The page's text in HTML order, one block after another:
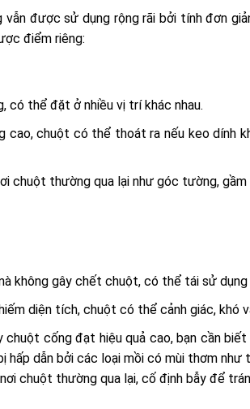
được sử dụng rộng rãi bởi tính đơn
điểm riêng:
có thể đặt ở nhiều vị trí khác nhau.
cao, chuột có thể thoát ra nếu keo dính
chuột thường qua lại như góc tường,
không gây chết chuột, có thể tái sử dụng
diện tích, chuột có thể cảnh giác, khó
cống đạt hiệu quả cao, bạn cần biết
hấp dẫn bởi các loại mồi có mùi thơm
chuột thường qua lại, cố định bẫy để